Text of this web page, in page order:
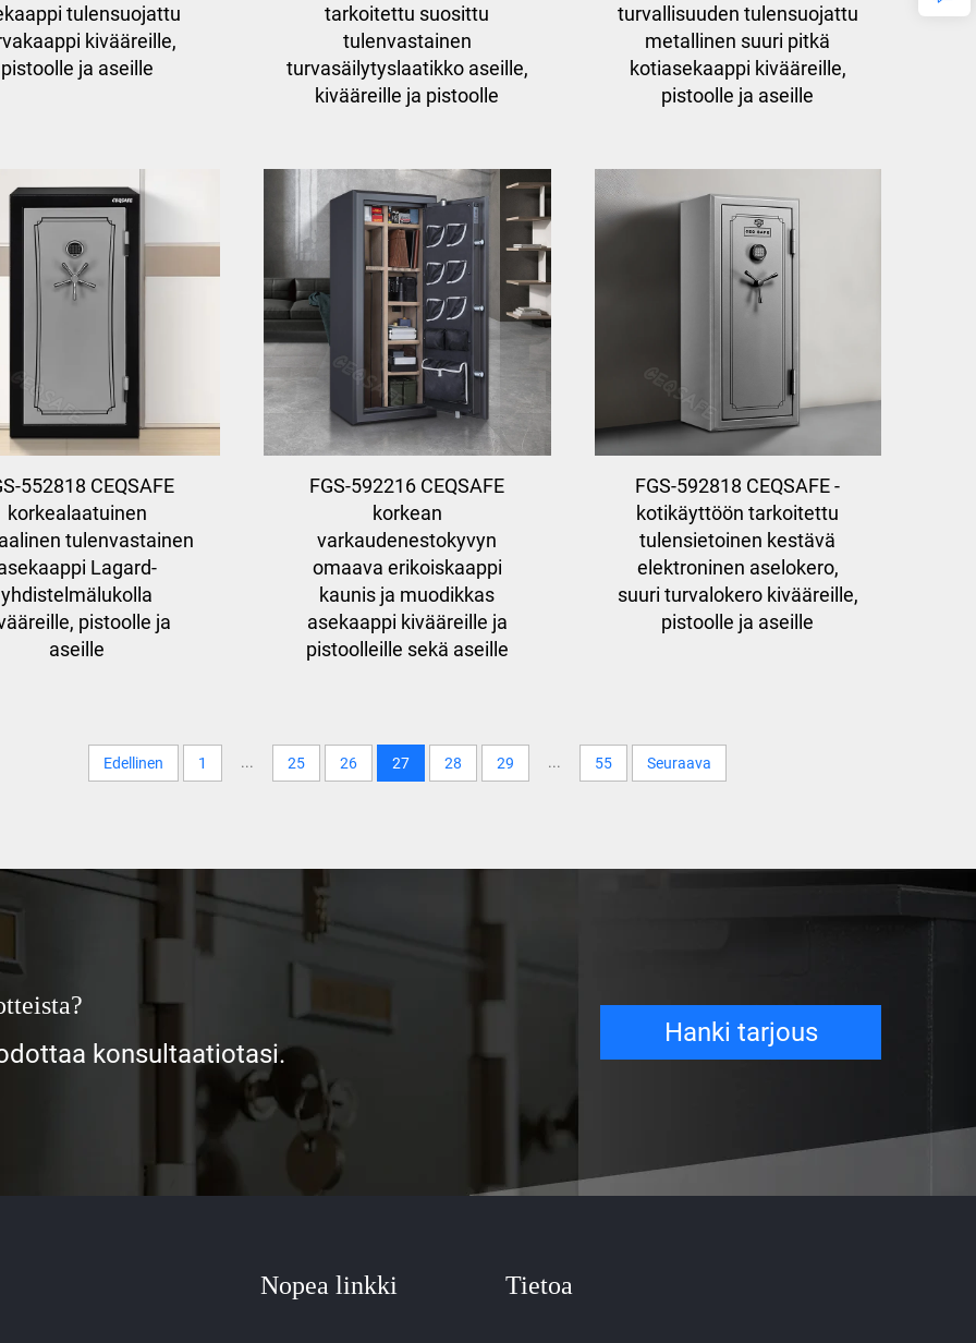
tulensuojattu
kivääreille,
pistoolle ja aseille
tarkoitettu suosittu
tulenvastainen
turvasäilytyslaatikko aseille,
kivääreille ja pistoolle
turvallisuuden tulensuojattu
metallinen suuri pitkä
kotiasekaappi kivääreille,
pistoolle ja aseille
552818 CEQSAFE
korkealaatuinen
tulenvastainen
Lagard-
yhdistelmälukolla
pistoolle ja
aseille
FGS-592216 CEQSAFE
korkean
varkaudenestokyvyn
omaava erikoiskaappi
kaunis ja muodikkas
asekaappi kivääreille ja
pistoolleille sekä aseille
FGS-592818 CEQSAFE -
kotikäyttöön tarkoitettu
tulensietoinen kestävä
elektroninen aselokero,
suuri turvalokero kivääreille,
pistoolle ja aseille
Edellinen 1 ... 25 26 27 28 29 ... 55 Seuraava
konsultaatiotasi.
Hanki tarjous
Nopea linkki Tietoa